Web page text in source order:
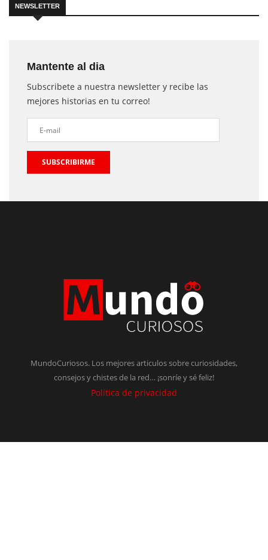
NEWSLETTER
Mantente al dia
Subscribete a nuestra newsletter y recibe las
mejores historias en tu correo!
SUBSCRIBIRME
MundoCuriosos. Los mejores articulos sobre curiosidades,
consejos y chistes de la red… ¡sonríe y sé feliz!
Política de privacidad